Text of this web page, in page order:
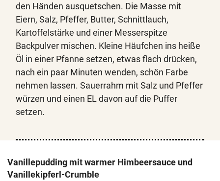
den Händen ausquetschen. Die Masse mit
Eiern, Salz, Pfeffer, Butter, Schnittlauch,
Kartoffelstärke und einer Messerspitze
Backpulver mischen. Kleine Häufchen ins heiße
Öl in einer Pfanne setzen, etwas flach drücken,
nach ein paar Minuten wenden, schön Farbe
nehmen lassen. Sauerrahm mit Salz und Pfeffer
würzen und einen EL davon auf die Puffer
setzen.
Vanillepudding mit warmer Himbeersauce und
Vanillekipferl-Crumble